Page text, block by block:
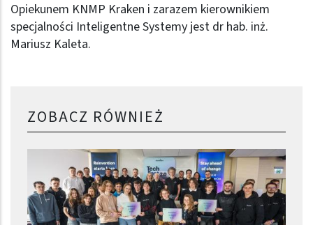
Opiekunem KNMP Kraken i zarazem kierownikiem
specjalności Inteligentne Systemy jest dr hab. inż.
Mariusz Kaleta.
ZOBACZ RÓWNIEŻ